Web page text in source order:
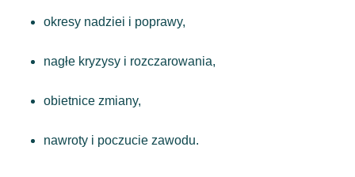
okresy nadziei i poprawy,
nagłe kryzysy i rozczarowania,
obietnice zmiany,
nawroty i poczucie zawodu.